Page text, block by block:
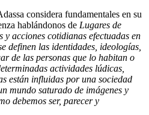
considera fundamentales en su
hablándonos de Lugares de
y acciones cotidianas efectuadas en
definen las identidades, ideologías,
de las personas que lo habitan o
actividades lúdicas,
están influidas por una sociedad
mundo saturado de imágenes y
debemos ser, parecer y